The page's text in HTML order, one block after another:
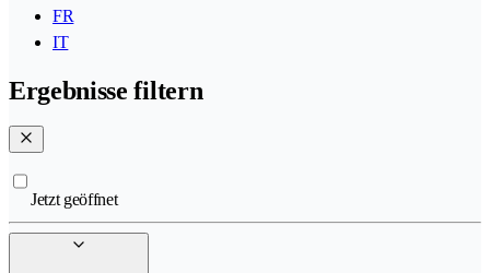
FR
IT
Ergebnisse filtern
Jetzt geöffnet